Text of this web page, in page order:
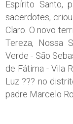
Espírito Santo,
sacerdotes,
Claro. O novo
Tereza, Nossa
Verde - São
de Fátima - Vila
Luz ??? no
padre Marcelo